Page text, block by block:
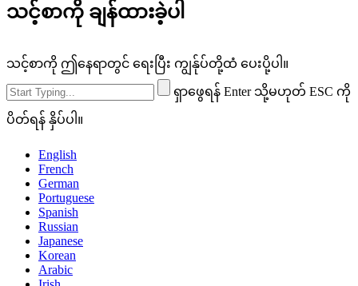
သင့်စာကို ချန်ထားခဲ့ပါ
သင့်စာကို ဤနေရာတွင် ရေးပြီး ကျွန်ုပ်တို့ထံ ပေးပို့ပါ။
ရှာဖွေရန် Enter သို့မဟုတ် ESC ကို
ပိတ်ရန် နှိပ်ပါ။
English
French
German
Portuguese
Spanish
Russian
Japanese
Korean
Arabic